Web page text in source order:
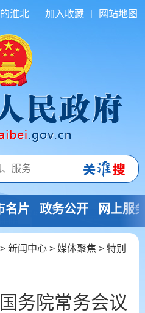
淮北 加入收藏 网站地图
名片 政务公开 网上服
> 新闻中心 > 媒体聚焦 > 特别
务院常务会议